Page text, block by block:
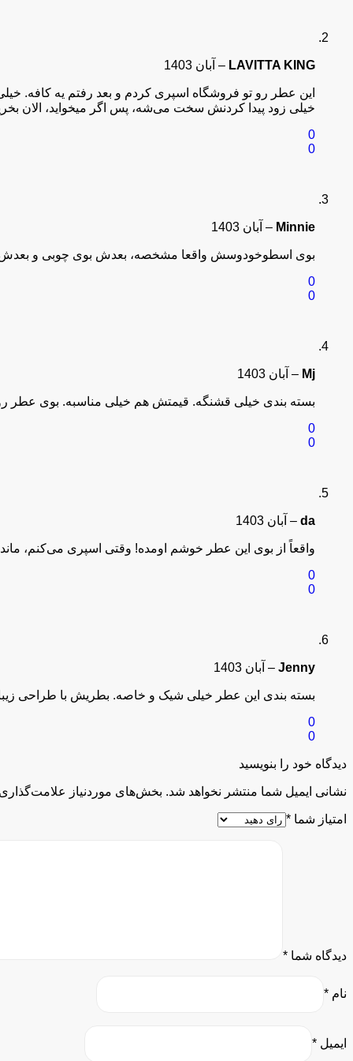
آیا عطر ایو سن لورن لیبره L’Absolu Platine برای سنین خاصی مناسب است؟
این عطر به‌ خصوص برای زنان جوان و مستقل طراحی شده است، اما
مدت ماندگاری این عطر چقدر است؟
LAVITTA KING
– آبان 1403
این عطر رو تو فروشگاه اسپری کردم و بعد رفتم یه کافه.
خیلی زود پیدا کردنش سخت می‌شه، پس اگر میخواید، الان
0
0
Minnie
– آبان 1403
بوی اسطوخودوسش واقعا مشخصه، بعدش بوی چوبی و بعدش
0
0
Mj
– آبان 1403
بسته‌ بندی خیلی قشنگه. قیمتش هم خیلی مناسبه. بوی عطر
0
0
da
– آبان 1403
واقعاً از بوی این عطر خوشم اومده! وقتی اسپری می‌کنم،
0
0
Jenny
– آبان 1403
بسته‌ بندی این عطر خیلی شیک و خاصه. بطریش با طراحی
0
0
دیدگاه خود را بنویسید
نشانی ایمیل شما منتشر نخواهد شد. بخش‌های موردنیاز
امتیاز شما *
دیدگاه شما *
نام *
ایمیل *